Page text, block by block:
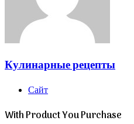
Кулинарные рецепты
Сайт
With Product You Purchase